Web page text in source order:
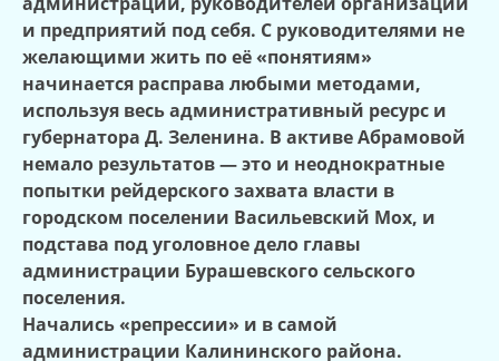
и предприятий под себя. С руководителями не
желающими жить по её «понятиям»
начинается расправа любыми методами,
используя весь административный ресурс и
губернатора Д. Зеленина. В активе Абрамовой
немало результатов — это и неоднократные
попытки рейдерского захвата власти в
городском поселении Васильевский Мох, и
подстава под уголовное дело главы
администрации Бурашевского сельского
поселения.
Начались «репрессии» и в самой
администрации Калининского района.